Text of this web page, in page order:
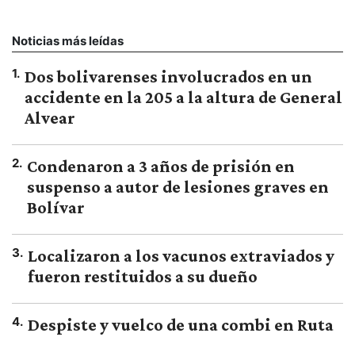
Noticias más leídas
1. Dos bolivarenses involucrados en un
accidente en la 205 a la altura de General
Alvear
2. Condenaron a 3 años de prisión en
suspenso a autor de lesiones graves en
Bolívar
3. Localizaron a los vacunos extraviados y
fueron restituidos a su dueño
4. Despiste y vuelco de una combi en Ruta